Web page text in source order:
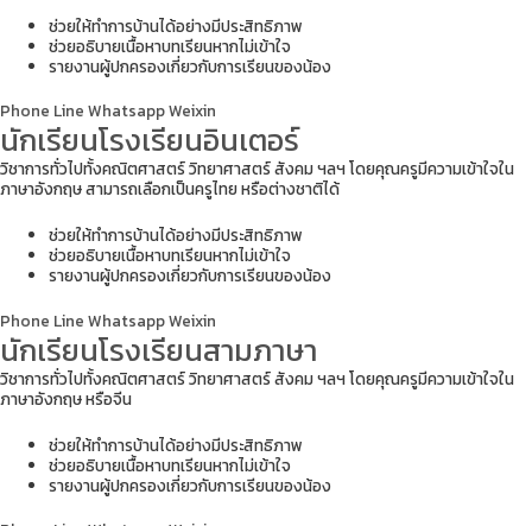
ช่วยให้ทำการบ้านได้อย่างมีประสิทธิภาพ
ช่วยอธิบายเนื้อหาบทเรียนหากไม่เข้าใจ
รายงานผู้ปกครองเกี่ยวกับการเรียนของน้อง
Phone Line WhatsappWeixin
นักเรียนโรงเรียนอินเตอร์
วิชาการทั่วไปทั้งคณิตศาสตร์ วิทยาศาสตร์ สังคม ฯลฯ โดยคุณครูมีความเข้าใจใน
ภาษาอังกฤษ สามารถเลือกเป็นครูไทย หรือต่างชาติได้
ช่วยให้ทำการบ้านได้อย่างมีประสิทธิภาพ
ช่วยอธิบายเนื้อหาบทเรียนหากไม่เข้าใจ
รายงานผู้ปกครองเกี่ยวกับการเรียนของน้อง
Phone Line WhatsappWeixin
นักเรียนโรงเรียนสามภาษา
วิชาการทั่วไปทั้งคณิตศาสตร์ วิทยาศาสตร์ สังคม ฯลฯ โดยคุณครูมีความเข้าใจใน
ภาษาอังกฤษ หรือจีน
ช่วยให้ทำการบ้านได้อย่างมีประสิทธิภาพ
ช่วยอธิบายเนื้อหาบทเรียนหากไม่เข้าใจ
รายงานผู้ปกครองเกี่ยวกับการเรียนของน้อง